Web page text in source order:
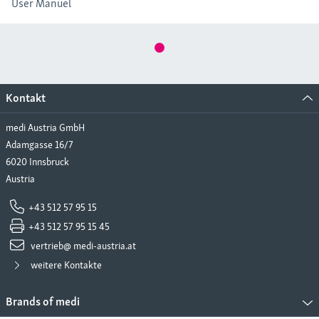
User Manuel
Kontakt
medi Austria GmbH
Adamgasse 16/7
6020 Innsbruck
Austria
+43 512 57 95 15
+43 512 57 95 15 45
vertrieb@ medi-austria.at
weitere Kontakte
Brands of medi